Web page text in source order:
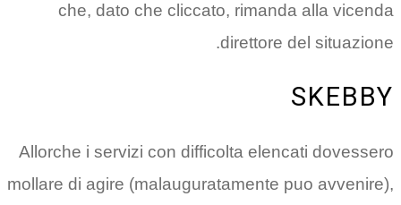
che, dato che cliccato,
Allorche i servizi con difficolta
mollare di agire